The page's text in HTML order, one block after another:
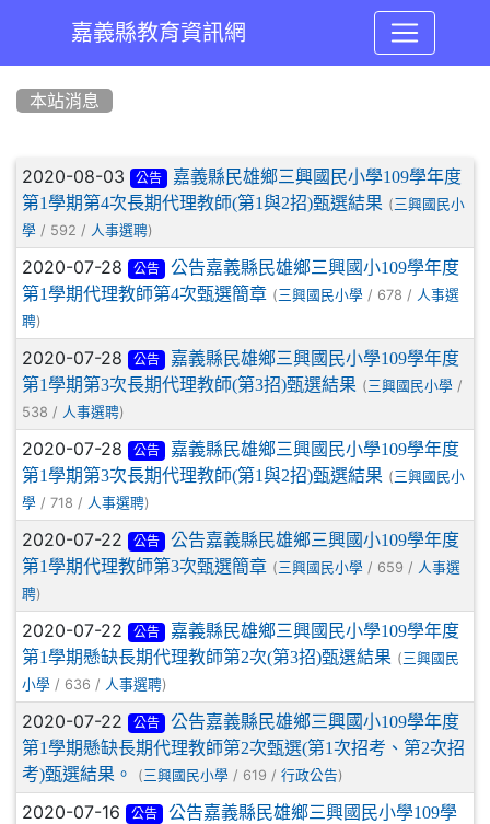
嘉義縣教育資訊網
本站消息
文章列表
2020-08-03 公告
嘉義縣民雄鄉三興國民小學109學年度
第1學期第4次長期代理教師(第1與2招)甄選結果 (三興國民小
學 / 592 / 人事選聘)
2020-07-28 公告
公告嘉義縣民雄鄉三興國小109學年度
第1學期代理教師第4次甄選簡章 (三興國民小學 / 678 / 人事選
聘)
2020-07-28 公告
嘉義縣民雄鄉三興國民小學109學年度
第1學期第3次長期代理教師(第3招)甄選結果 (三興國民小學 /
538 / 人事選聘)
2020-07-28 公告
嘉義縣民雄鄉三興國民小學109學年度
第1學期第3次長期代理教師(第1與2招)甄選結果 (三興國民小
學 / 718 / 人事選聘)
2020-07-22 公告
公告嘉義縣民雄鄉三興國小109學年度
第1學期代理教師第3次甄選簡章 (三興國民小學 / 659 / 人事選
聘)
2020-07-22 公告
嘉義縣民雄鄉三興國民小學109學年度
第1學期懸缺長期代理教師第2次(第3招)甄選結果 (三興國民
小學 / 636 / 人事選聘)
2020-07-22 公告
公告嘉義縣民雄鄉三興國小109學年度
第1學期懸缺長期代理教師第2次甄選(第1次招考、第2次招
考)甄選結果。
(三興國民小學 / 619 / 行政公告)
2020-07-16 公告
公告嘉義縣民雄鄉三興國民小學109學